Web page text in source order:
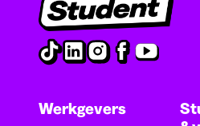
Werkgevers